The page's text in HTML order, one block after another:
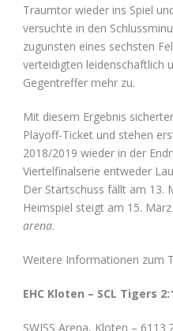
Traumtor wieder ins Spiel
versuchte in den
zugunsten eines sechsten
verteidigten leidenschaftlich
Gegentreffer mehr zu.
Mit diesem Ergebnis
Playoff-Ticket und stehen
2018/2019 wieder in der
Viertelfinalserie entweder
Der Startschuss fällt am 13.
Heimspiel steigt am 15.
arena.
Weitere Informationen zum
EHC Kloten – SCL Tigers
SWISS Arena, Kloten – 6113